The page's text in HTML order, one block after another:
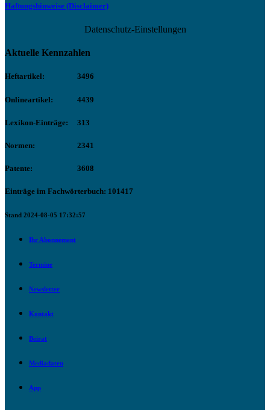
Haftungshinweise (Disclaimer)
Datenschutz-Einstellungen
Aktuelle Kennzahlen
Heftartikel: 3496
Onlineartikel: 4439
Lexikon-Einträge: 313
Normen: 2341
Patente: 3608
Einträge im Fachwörterbuch: 101417
Stand 2024-08-05 17:32:57
Ihr Abonnement
Termine
Newsletter
Kontakt
Beirat
Mediadaten
App